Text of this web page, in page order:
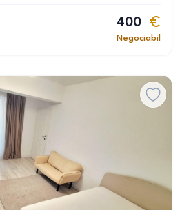
400
Negociabil